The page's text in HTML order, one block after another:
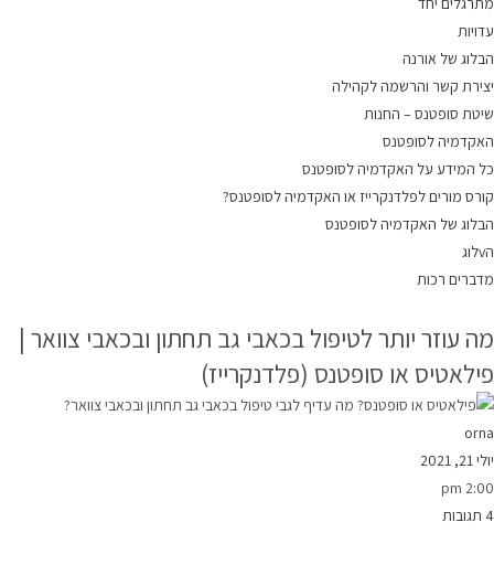
עדויות
הבלוג של אורנה
יצירת קשר והרשמה לקהילה
שיטת סופטנס – החנות
האקדמיה לסופטנס
כל המידע על האקדמיה לסופטנס
קורס מורים לפלדנקרייז או האקדמיה לסופטנס?
הבלוג של האקדמיה לסופטנס
הvלוג
מדברים רכות
מה עוזר יותר לטיפול בכאבי גב תחתון ובכאבי צוואר |
פילאטיס או סופטנס (פלדנקרייז)
orna
יולי 21, 2021
2:00 pm
4 תגובות